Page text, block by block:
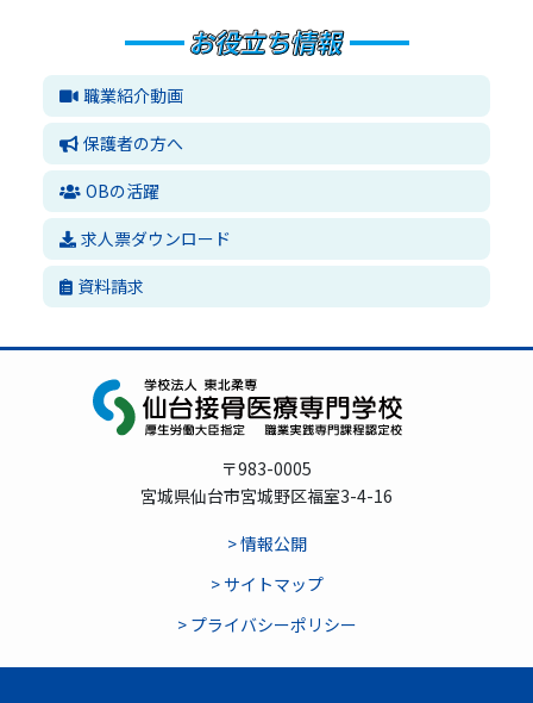
職業紹介動画
保護者の方へ
OBの活躍
求人票ダウンロード
資料請求
〒983-0005
宮城県仙台市宮城野区福室3-4-16
> 情報公開
> サイトマップ
> プライバシーポリシー